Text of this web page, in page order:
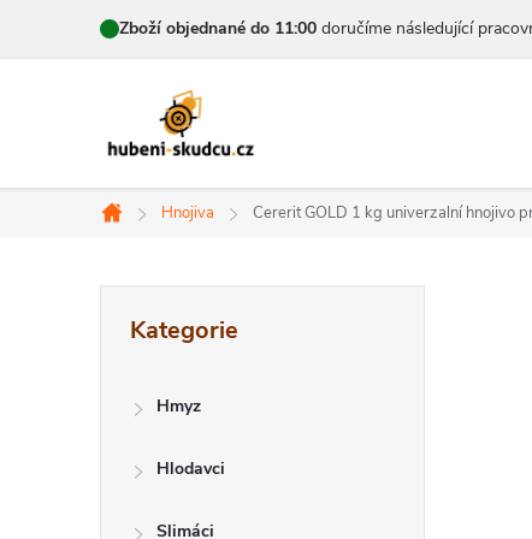
Zboží objednané do 11:00 doručíme následující
Domů
Hnojiva Cererit GOLD 1 kg univerzalní hnojivo
kategorie
Kategorie
Hmyz
Hlodavci
Slimáci